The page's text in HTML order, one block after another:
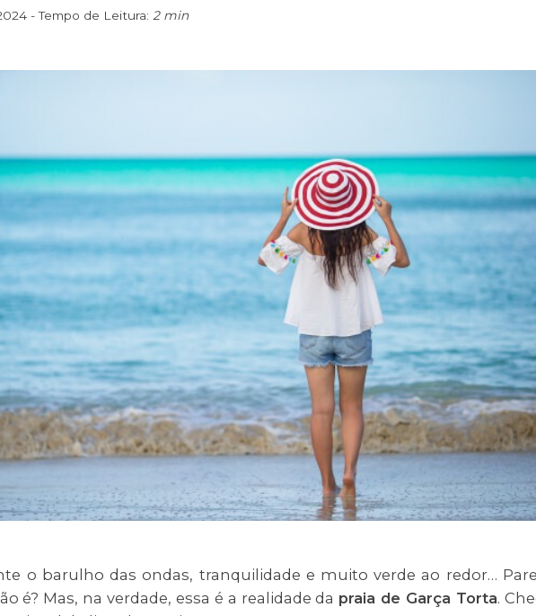
- Tempo de Leitura: 2 min
o barulho das ondas, tranquilidade e muito verde ao redor…
é? Mas, na verdade, essa é a realidade da praia de Garça Torta.